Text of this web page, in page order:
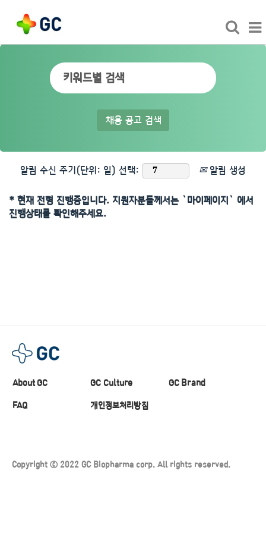
알림 수신 주기(단위: 일) 선택: 알림 생성
* 현재 전형 진행중입니다. 지원자분들께서는 `마이페이지` 에서
진행상태를 확인해주세요.
About GC GC Culture GC Brand
FAQ 개인정보처리방침
Copyright ⓒ 2022 GC Biopharma corp. All rights reserved.